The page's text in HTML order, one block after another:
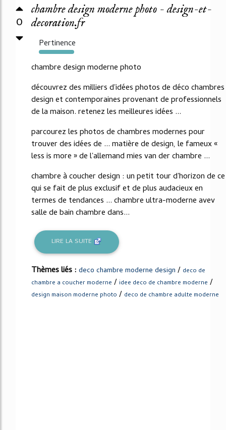
0
chambre design moderne photo - design-et-
decoration.fr
Pertinence
1121%
chambre design moderne photo
découvrez des milliers d'idées photos de déco chambres
design et contemporaines provenant de professionnels
de la maison. retenez les meilleures idées ...
parcourez les photos de chambres modernes pour
trouver des idées de ... matière de design, le fameux «
less is more » de l'allemand mies van der chambre ...
chambre à coucher design : un petit tour d'horizon de ce
qui se fait de plus exclusif et de plus audacieux en
termes de tendances ... chambre ultra-moderne avev
salle de bain chambre dans...
LIRE LA SUITE
Thèmes liés : deco chambre moderne design / deco de
chambre a coucher moderne / idee deco de chambre moderne /
design maison moderne photo / deco de chambre adulte moderne